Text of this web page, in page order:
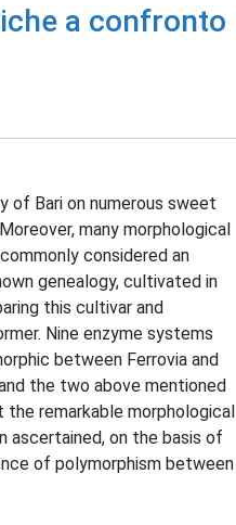
a confronto
of Bari on numerous sweet
many morphological
considered an
genealogy, cultivated in
this cultivar and
Nine enzyme systems
between Ferrovia and
the two above mentioned
remarkable morphological
ascertained, on the basis of
of polymorphism between